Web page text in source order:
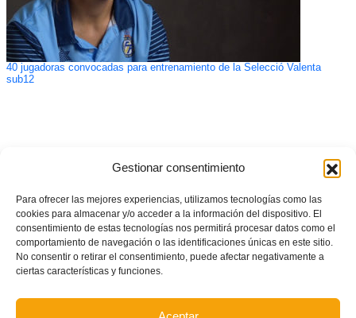
Gestionar consentimiento
Para ofrecer las mejores experiencias, utilizamos tecnologías como las
cookies para almacenar y/o acceder a la información del dispositivo. El
consentimiento de estas tecnologías nos permitirá procesar datos como el
comportamiento de navegación o las identificaciones únicas en este sitio.
No consentir o retirar el consentimiento, puede afectar negativamente a
ciertas características y funciones.
40 jugadoras convocadas para entrenamiento de la Selecció Valenta
sub12